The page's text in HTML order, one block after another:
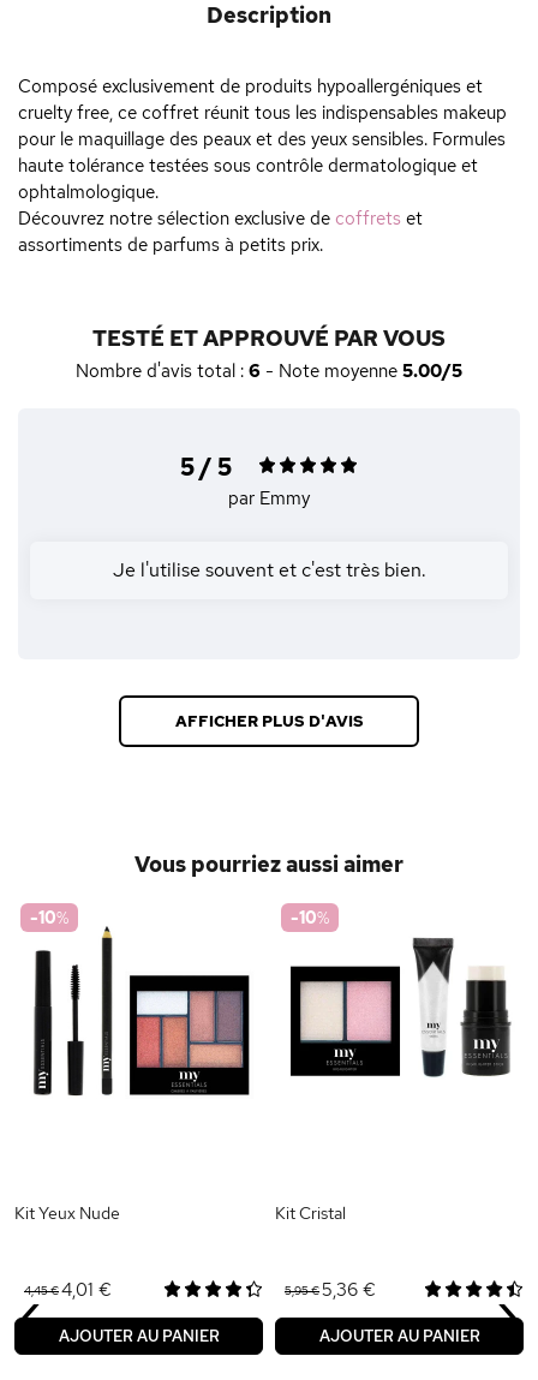
Description
Composé exclusivement de produits hypoallergéniques et
cruelty free, ce coffret réunit tous les indispensables makeup
pour le maquillage des peaux et des yeux sensibles. Formules
haute tolérance testées sous contrôle dermatologique et
ophtalmologique.
Découvrez notre sélection exclusive de coffrets et
assortiments de parfums à petits prix.
TESTÉ ET APPROUVÉ PAR VOUS
Nombre d'avis total : 6 - Note moyenne 5.00/5
5 / 5
par Emmy
Je l'utilise souvent et c'est très bien.
AFFICHER PLUS D'AVIS
Vous pourriez aussi aimer
-10%
Kit Yeux Nude
4,45 €4,01 €
AJOUTER AU PANIER
-10%
Kit Cristal
5,95 €5,36 €
AJOUTER AU PANIER
‹ ›